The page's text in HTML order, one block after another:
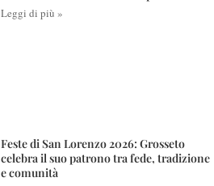
Leggi di più »
Feste di San Lorenzo 2026: Grosseto
celebra il suo patrono tra fede, tradizione
e comunità